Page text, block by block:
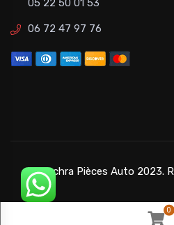
05 22 50 01 53
06 72 47 97 76
©Bouchra Pièces Auto 2023.
0